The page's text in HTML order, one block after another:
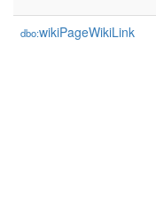
dbo:wikiPageWikiLink